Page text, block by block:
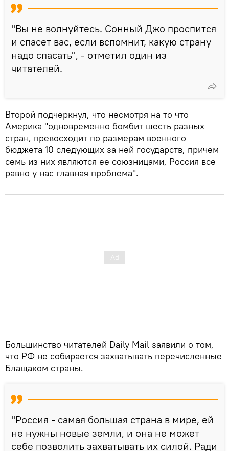
"Вы не волнуйтесь. Сонный Джо проспится
и спасет вас, если вспомнит, какую страну
надо спасать", - отметил один из
читателей.
Второй подчеркнул, что несмотря на то что
Америка "одновременно бомбит шесть разных
стран, превосходит по размерам военного
бюджета 10 следующих за ней государств, причем
семь из них являются ее союзницами, Россия все
равно у нас главная проблема".
Большинство читателей Daily Mail заявили о том,
что РФ не собирается захватывать перечисленные
Блащаком страны.
"Россия - самая большая страна в мире, ей
не нужны новые земли, и она не может
себе позволить захватывать их силой. Ради